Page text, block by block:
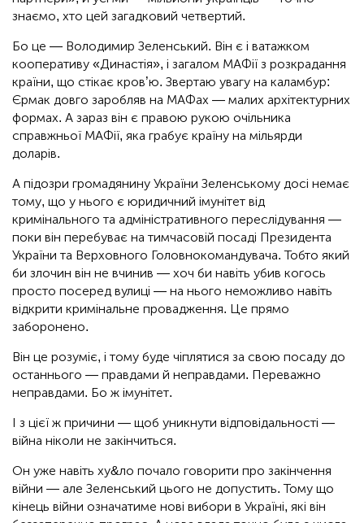
знаємо, хто цей загадковий четвертий.
Бо це — Володимир Зеленський. Він є і ватажком
кооперативу «Династія», і загалом МАФії з розкрадання
країни, що стікає кров’ю. Звертаю увагу на каламбур:
Єрмак довго заробляв на МАФах — малих архітектурних
формах. А зараз він є правою рукою очільника
справжньої МАФії, яка грабує країну на мільярди
доларів.
А підозри громадянину України Зеленському досі немає
тому, що у нього є юридичний імунітет від
кримінального та адміністративного переслідування —
поки він перебуває на тимчасовій посаді Президента
України та Верховного Головнокомандувача. Тобто який
би злочин він не вчинив — хоч би навіть убив когось
просто посеред вулиці — на нього неможливо навіть
відкрити кримінальне провадження. Це прямо
заборонено.
Він це розуміє, і тому буде чіплятися за свою посаду до
останнього — правдами й неправдами. Переважно
неправдами. Бо ж імунітет.
І з цієї ж причини — щоб уникнути відповідальності —
війна ніколи не закінчиться.
Он уже навіть ху&ло почало говорити про закінчення
війни — але Зеленський цього не допустить. Тому що
кінець війни означатиме нові вибори в Україні, які він